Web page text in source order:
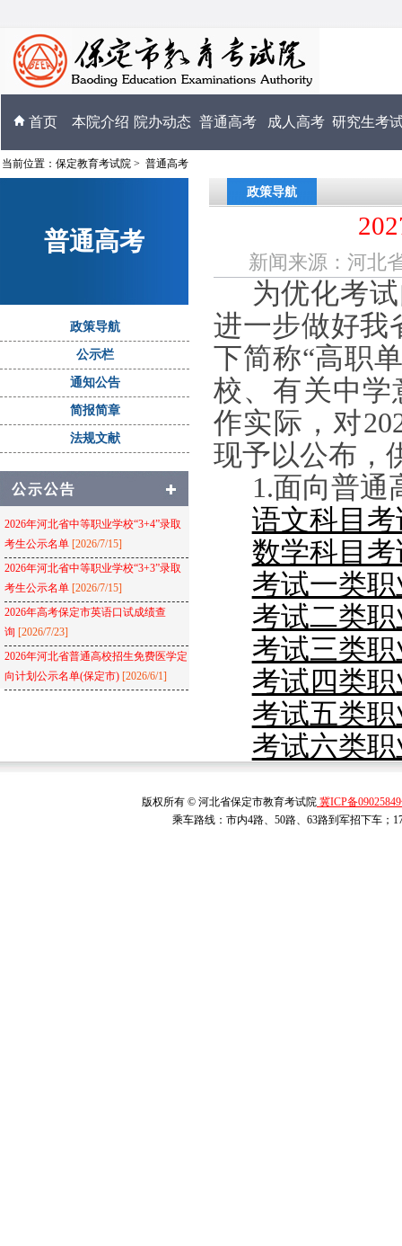
首页 本院介绍 院办动态 普通高考 成人高考 研究生考
当前位置： 保定教育考试院 > 普通高考
普通高考
政策导航
公示栏
通知公告
简报简章
法规文献
2026年河北省中等职业学校“3+4”录取
考生公示名单 [2026/7/15]
2026年河北省中等职业学校“3+3”录取
考生公示名单 [2026/7/15]
2026年高考保定市英语口试成绩查
询 [2026/7/23]
2026年河北省普通高校招生免费医学定
向计划公示名单(保定市) [2026/6/1]
政策导航
新闻来源：河北
为优化考
进一步做好我
下简称“高职
校、有关中
作实际，对
现予以公布，
1.面向普通
语文科目
数学科目
考试一类
考试二类
考试三类
考试四类
考试五类
考试六类
考试八类
版权所有 © 河北省保定市教育考试院 冀ICP备
乘车路线：市内4路、50路、63路到军招下车；